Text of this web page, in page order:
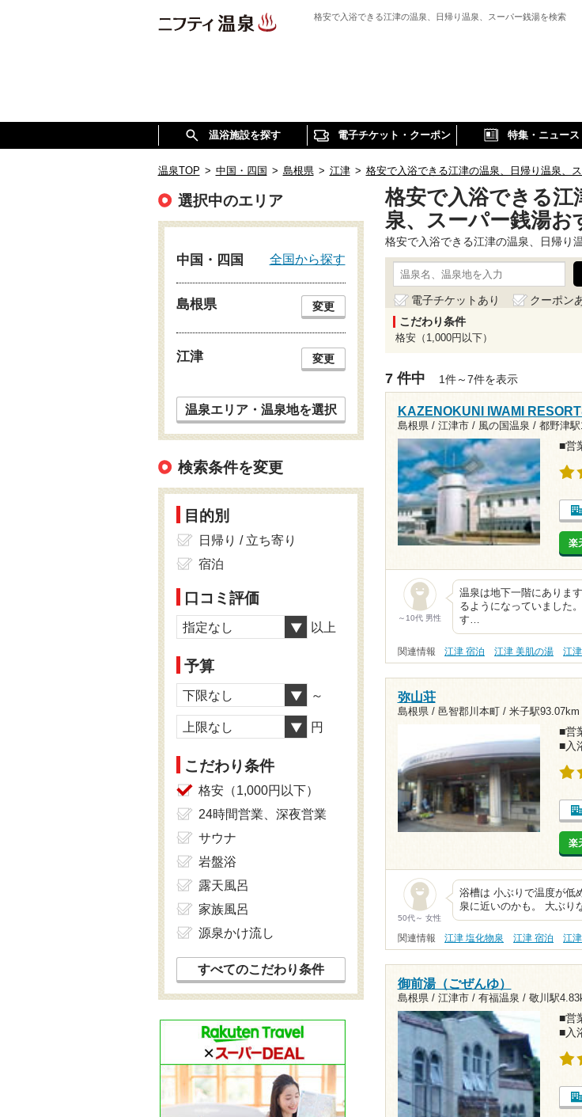
格安で入浴できる江津の温泉、日帰り温泉、スーパー銭湯を検索
温浴施設を探す 電子チケット・クーポン 特集・ニュース
温泉TOP > 中国・四国 > 島根県 > 江津 > 格安で入浴できる江津の温泉、日帰り温泉、
格安で入浴できる江
泉、スーパー銭湯お
格安で入浴できる江津の温泉、日帰り
電子チケットあり クーポン
こだわり条件
格安（1,000円以下）
7 件中 1件～7件を表示
KAZENOKUNI IWAMI
島根県 / 江津市 / 風の国温泉 / 都野津
■営
楽
～10代 男性
温泉は地下一階にありま
るようになっていました
す…
関連情報 江津 宿泊 江津 美肌の湯 江
弥山荘
島根県 / 邑智郡川本町 / 米子駅93.07km
■営
■入
楽
50代～ 女性
浴槽は 小ぶりで温度が低
泉に近いのかも。 大ぶり
関連情報 江津 塩化物泉 江津 宿泊 江
御前湯（ごぜんゆ）
島根県 / 江津市 / 有福温泉 / 敬川駅
■営
■入
選択中のエリア
中国・四国 全国から探す
島根県 変更
江津 変更
温泉エリア・温泉地を選択
検索条件を変更
目的別
日帰り / 立ち寄り
宿泊
口コミ評価
指定なし 以上
予算
下限なし ～
上限なし 円
こだわり条件
格安（1,000円以下）
24時間営業、深夜営業
サウナ
岩盤浴
露天風呂
家族風呂
源泉かけ流し
すべてのこだわり条件